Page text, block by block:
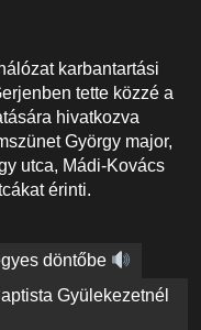
karbantartási
tette közzé a
hivatkozva
György major,
utca, Mádi-Kovács
érinti.
döntőbe
Gyülekezetnél